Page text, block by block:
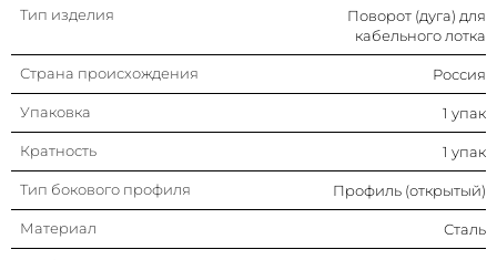
Отклонение (угол) 90°
Модель/исполнение
С соединит. разъемом в
комплекте
Тип изделия
Поворот (дуга) для
кабельного лотка
Страна происхождения Россия
Упаковка 1 упак
Кратность 1 упак
Тип бокового профиля Профиль (открытый)
Материал Сталь